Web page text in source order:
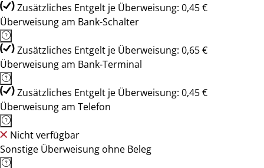
Zusätzliches Entgelt je Überweisung: 0,45 €
Überweisung am Bank-Schalter
Zusätzliches Entgelt je Überweisung: 0,65 €
Überweisung am Bank-Terminal
Zusätzliches Entgelt je Überweisung: 0,45 €
Überweisung am Telefon
Nicht verfügbar
Sonstige Überweisung ohne Beleg